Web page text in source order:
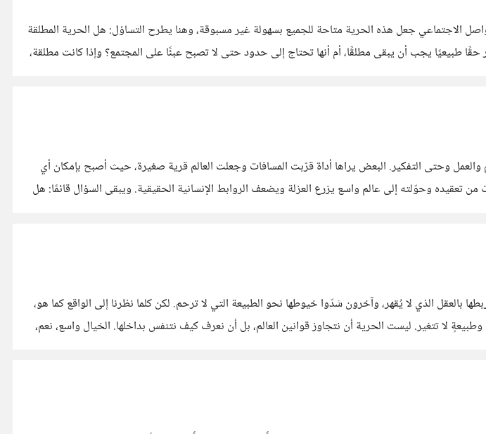
الاجتماعي جعل هذه الحرية متاحة للجميع بسهولة غير مسبوقة، وهنا يطرح التساؤل: هل الحرية المطلقة
طبيعيًا يجب أن يبقى مطلقًا، أم أنها تحتاج إلى حدود حتى لا تصبح عبئًا على المجتمع؟ وإذا كانت مطلقة،
وحتى التفكير. البعض يراها أداة قرّبت المسافات وجعلت العالم قرية صغيرة، حيث أصبح بإمكان أي
وحوّلته إلى عالم واسع يزرع العزلة ويضعف الروابط الإنسانية الحقيقية. ويبقى السؤال قائمًا: هل
الذي لا يُقهر، وآخرون شدّوا خيوطها نحو الطبيعة التي لا ترحم. لكن كلما نظرنا إلى الواقع كما هو،
لا كما نتخيله، ندرك أن الحرية ليست حالة خالصة ولا مطلقة، بل نتيجة احتكاك دائم بين فكرٍ يطمح وطبيعةٍ لا تتغير. ليست الحرية أن نتجاوز قوانين العالم، بل أن نعرف كيف نتنفس بداخلها. الخيال واسع، نعم،